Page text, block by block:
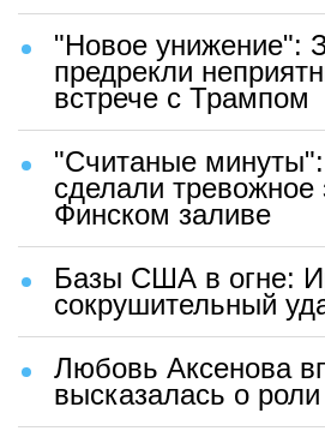
"Новое унижение":
предрекли
встрече с Трампом
"Считаные
сделали тревожное
Финском заливе
Базы США в огне:
сокрушительный
Любовь Аксенова
высказалась о